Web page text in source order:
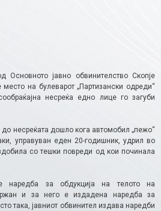
Основното јавно обвинителство Скопје
на булеварот „Партизански одреди“
несреќа едно лице го загуби
несреќата дошло кога автомобил „пежо“
управуван еден 20-годишник, удрил во
со тешки повреди од кои починала
наредба за обдукција на телото на
и за него е издадена наредба за
така, јавниот обвинител издава наредби